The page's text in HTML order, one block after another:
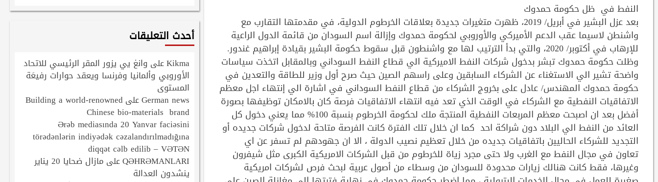
النفط في ظل حكومة حمدوك
بعد عزل البشير في أبريل/ 2019، ظهرت متغيرات جديدة بعلاقات الخرطوم الدولية، في مقدمتها التقارب مع
واشنطن لاسيما عقب الدعم الأميركي والأوروبي لحكومة حمدوك وإزالة اسم السودان من قائمة الدول الراعية
للإرهاب في أكتوبر/ 2020، والتي بدأ الترتيب لها مع واشنطون قبل سقوط حكومة البشير بقيادة إبراهيم غندور.
وظلت حكومة حمدوك تبشر بدخول شركات النفط الاميركية الي قطاع النفط السوداني وبالمقابل اتخذت سياسات
واضحة تشير الي الاستغناء عن الشركاء السابقين وعلى راسهم الصين حيث صرح أول وزير للطاقة والتعدين في
حكومة حمدوك المهندس/ عادل على بخروج الشركاء من قطاع النفط السوداني في اشارة الي إنتهاء اجل معظم
الاتفاقيات النفطية مع الشركاء في الوقت الذي تعد فيه انتهاء الاتفاقيات فرصة كان بالامكان توظيفها بصورة
أفضل بعد ان اصبحت معظم المربعات النفطية المنتجة ملك لحكومة الخرطوم بنسبة 100% مما يعني دخول كل
العائد من النفط الي البلاد دون شراكة احد كما ان خلال تلك الفترة كانت الفرصة متاحة لدخول شركات جديده أو
التجديد للشركاء الحاليين باتفاقيات جديده من خلال تعظيم نصيب الدولة ، الا ان جهودهم لم تسفر عن اي
تعاون في مجال النفط مع الغرب ولا حتى مجرد زياة للخرطوم من قبل الشركات الامريكية الكبرى مثل شيفرون
وغيرها، فقط كانت هنالك زيارات محدودة للسودان من وسطاء من أصول عربية لبحث فرص لشركات امريكية
أحدث التعليقات
Kikmaعلى وانغ يي يزور المقر الرئيسي للاتحاد
الأوروبي وألمانيا وفرنسا ويعقد حوارات رفيعَة
المستوى
German newsعلى Building a world-renowned
Chinese bio-materials brand
Ərəb mediasında 20 Yanvar faciəsini
törədənlərin indiyədək cəzalandırılmadığına
diqqət cəlb edilib – VƏTƏN
QƏHRƏMANLARIعلى مازال ضحايا 20 يناير
ينشدون العدالة